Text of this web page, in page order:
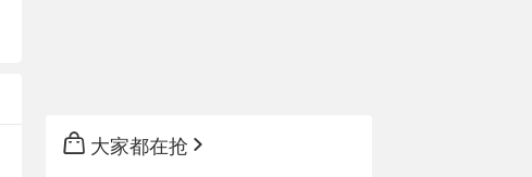
大家都在抢